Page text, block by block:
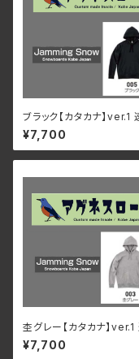
ブラック【カタカナ】ver.1
裏起毛 サイズが豊富 アグネス
ローズ & Jamming
リジナルパーカー
¥7,700
杢グレー【カタカナ】ver.1
裏起毛 サイズが豊富 アグネス
ローズ & Jamming
¥7,700